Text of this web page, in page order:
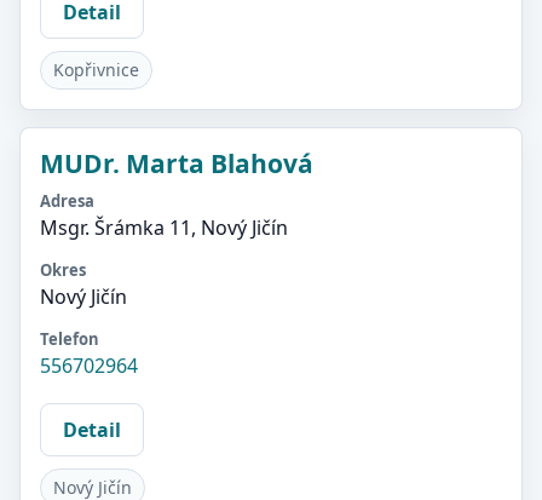
Detail
Kopřivnice
MUDr. Marta Blahová
Adresa
Msgr. Šrámka 11, Nový Jičín
Okres
Nový Jičín
Telefon
556702964
Detail
Nový Jičín